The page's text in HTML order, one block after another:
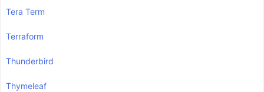
Tera Term
Terraform
Thunderbird
Thymeleaf